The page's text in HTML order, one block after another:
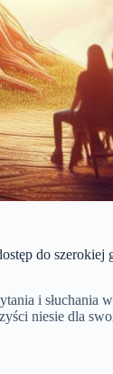
do szerokiej
i słuchania
niesie dla